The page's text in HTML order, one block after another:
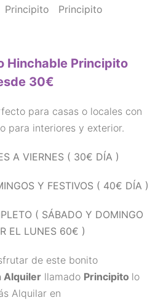
Hinchable Principito
30€
para casas o locales con
para interiores y exterior.
A VIERNES ( 30€ DÍA )
Y FESTIVOS ( 40€ DÍA )
( SÁBADO Y DOMINGO
EL LUNES 60€ )
de este bonito
Alquilerllamado Principito lo
Alquilar en